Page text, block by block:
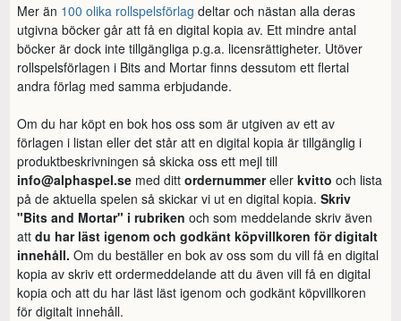
Mer än 100 olika rollspelsförlag deltar och nästan alla deras
utgivna böcker går att få en digital kopia av. Ett mindre antal
böcker är dock inte tillgängliga p.g.a. licensrättigheter. Utöver
rollspelsförlagen i Bits and Mortar finns dessutom ett flertal
andra förlag med samma erbjudande.
Om du har köpt en bok hos oss som är utgiven av ett av
förlagen i listan eller det står att en digital kopia är tillgänglig i
produktbeskrivningen så skicka oss ett mejl till
info@alphaspel.se med dittordernummer ellerkvitto och lista
på de aktuella spelen så skickar vi ut en digital kopia.Skriv
"Bits and Mortar" i rubrikenoch som meddelande skriv även
att du har läst igenom och godkänt köpvillkoren för digitalt
innehåll.Om du beställer en bok av oss som du vill få en digital
kopia av skriv ett ordermeddelande att du även vill få en digital
kopia och att du har läst läst igenom och godkänt köpvillkoren
för digitalt innehåll.